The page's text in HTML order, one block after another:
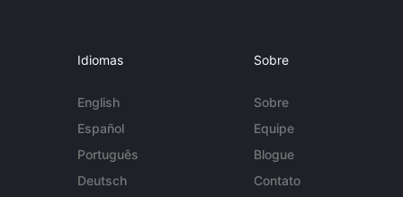
Idiomas
English
Español
Português
Deutsch
Sobre
Sobre
Equipe
Blogue
Contato